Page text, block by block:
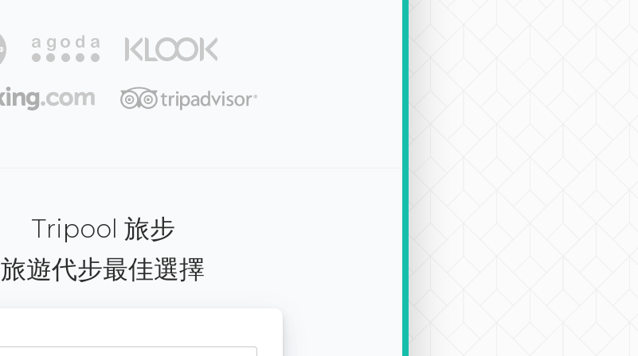
Tripool 旅步
旅遊代步最佳選擇